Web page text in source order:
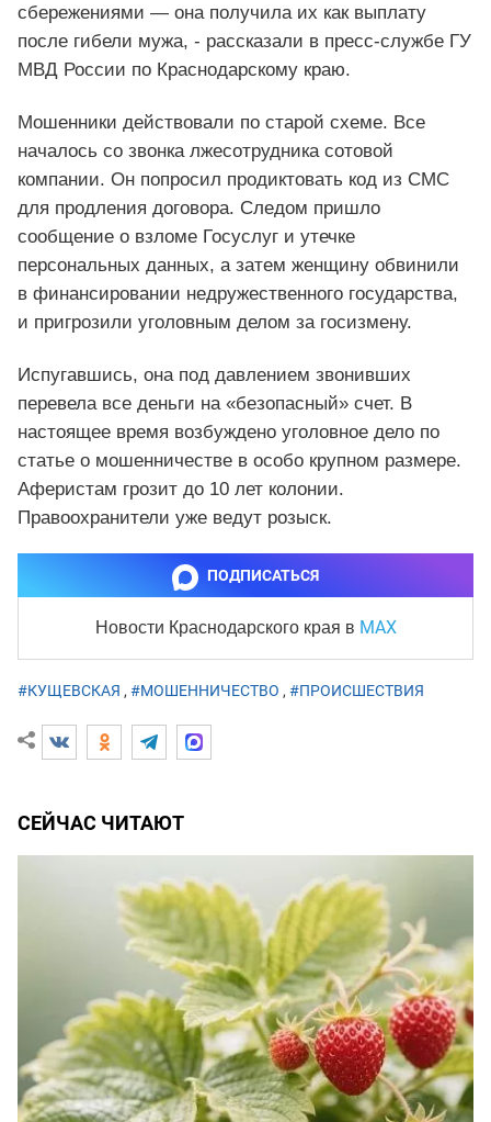
сбережениями — она получила их как выплату
после гибели мужа, - рассказали в пресс-службе ГУ
МВД России по Краснодарскому краю.
Мошенники действовали по старой схеме. Все
началось со звонка лжесотрудника сотовой
компании. Он попросил продиктовать код из СМС
для продления договора. Следом пришло
сообщение о взломе Госуслуг и утечке
персональных данных, а затем женщину обвинили
в финансировании недружественного государства,
и пригрозили уголовным делом за госизмену.
Испугавшись, она под давлением звонивших
перевела все деньги на «безопасный» счет. В
настоящее время возбуждено уголовное дело по
статье о мошенничестве в особо крупном размере.
Аферистам грозит до 10 лет колонии.
Правоохранители уже ведут розыск.
ПОДПИСАТЬСЯ
Новости Краснодарского края в MAX
#КУЩЕВСКАЯ , #МОШЕННИЧЕСТВО , #ПРОИСШЕСТВИЯ
СЕЙЧАС ЧИТАЮТ